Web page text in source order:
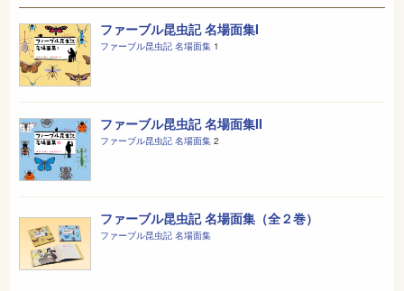
ファーブル昆虫記 名場面集I
ファーブル昆虫記 名場面集 1
ファーブル昆虫記 名場面集II
ファーブル昆虫記 名場面集 2
ファーブル昆虫記 名場面集（全２巻）
ファーブル昆虫記 名場面集